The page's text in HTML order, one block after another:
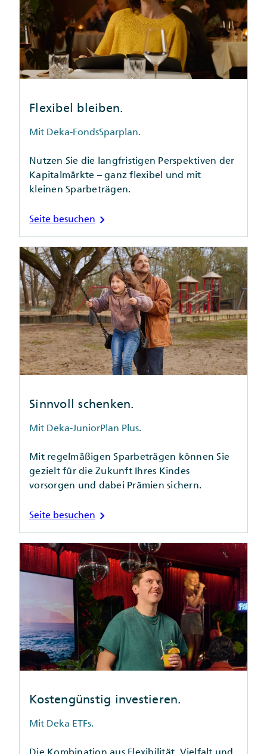
Flexibel bleiben.
Mit Deka-FondsSparplan.
Nutzen Sie die langfristigen Perspektiven der
Kapitalmärkte – ganz flexibel und mit
kleinen Sparbeträgen.
Seite besuchen chevron_right
Sinnvoll schenken.
Mit Deka-JuniorPlan Plus.
Mit regelmäßigen Sparbeträgen können Sie
gezielt für die Zukunft Ihres Kindes
vorsorgen und dabei Prämien sichern.
Seite besuchen chevron_right
Kostengünstig investieren.
Mit Deka ETFs.